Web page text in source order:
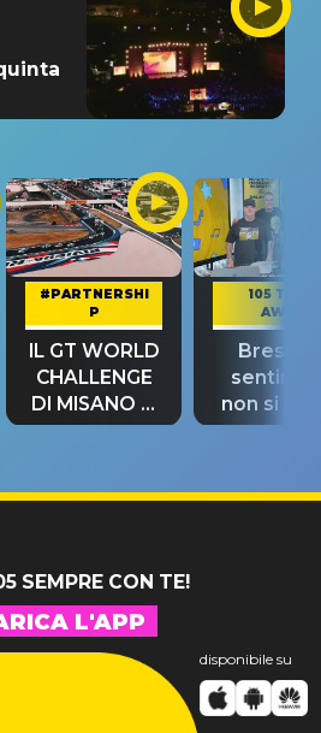
#PARTNERSHI
P
IL GT WORLD
CHALLENGE
DI MISANO si
riconferma
105 TAKE
AWAY
Bresh:
non si
fino alla
SEMPRE CON TE!
L'APP
disponibile su